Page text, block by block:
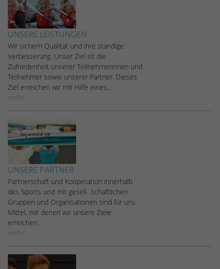
UNSERE LEISTUNGEN
Wir sichern Qualität und ihre ständige
Verbesserung. Unser Ziel ist die
Zufriedenheit unserer Teilnehmerinnen und
Teilnehmer sowie unserer Partner. Dieses
Ziel erreichen wir mit Hilfe eines…
mehr
UNSERE PARTNER
Partnerschaft und Kooperation innerhalb
des Sports und mit gesell- schaftlichen
Gruppen und Organisationen sind für uns
Mittel, mit denen wir unsere Ziele
erreichen.
mehr